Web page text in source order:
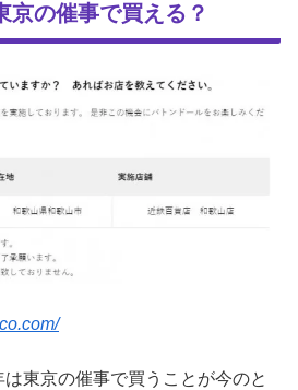
京の催事で買える？
東京の催事で買うことが今のと